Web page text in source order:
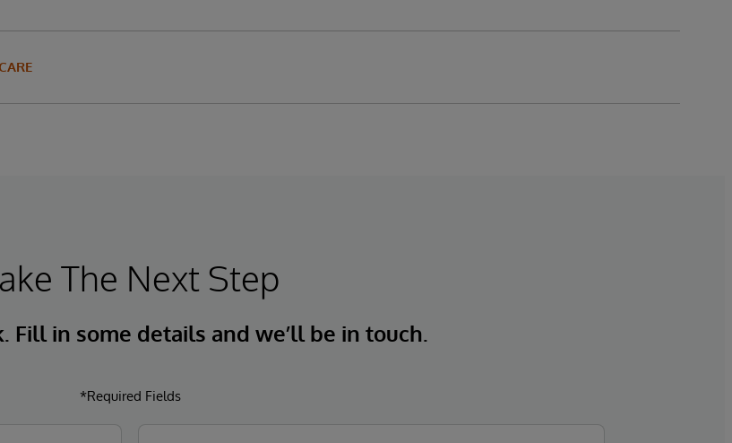
The Next Step
Fill in some details and we’ll be in touch.
*Required Fields